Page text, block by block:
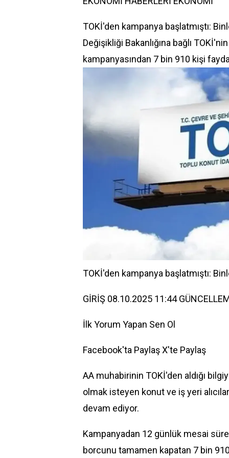
TOKİ'den kampanya başlatmıştı:
Değişikliği Bakanlığına bağlı
kampanyasından 7 bin 910 kişi
TOKİ'den kampanya başlatmıştı:
GİRİŞ 08.10.2025 11:44
İlk Yorum Yapan Sen Ol
Facebook'ta PaylaşX'te Paylaş
AA muhabirinin TOKİ'den aldığı
olmak isteyen konut ve iş yeri
devam ediyor.
Kampanyadan 12 günlük mesai
borcunu tamamen kapatan 7 bin